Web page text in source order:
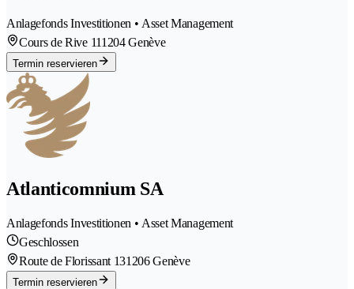
Anlagefonds Investitionen • Asset Management
Cours de Rive 111204 Genève
Termin reservieren
Atlanticomnium SA
Anlagefonds Investitionen • Asset Management
Geschlossen
Route de Florissant 131206 Genève
Termin reservieren